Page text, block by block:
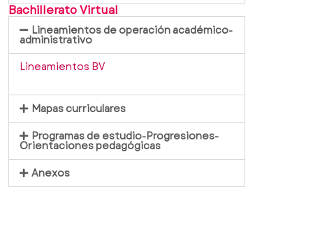
Bachillerato Virtual
Lineamientos de operación académico-
administrativo
Lineamientos BV
Mapas curriculares
Programas de estudio-Progresiones-
Orientaciones pedagógicas
Anexos